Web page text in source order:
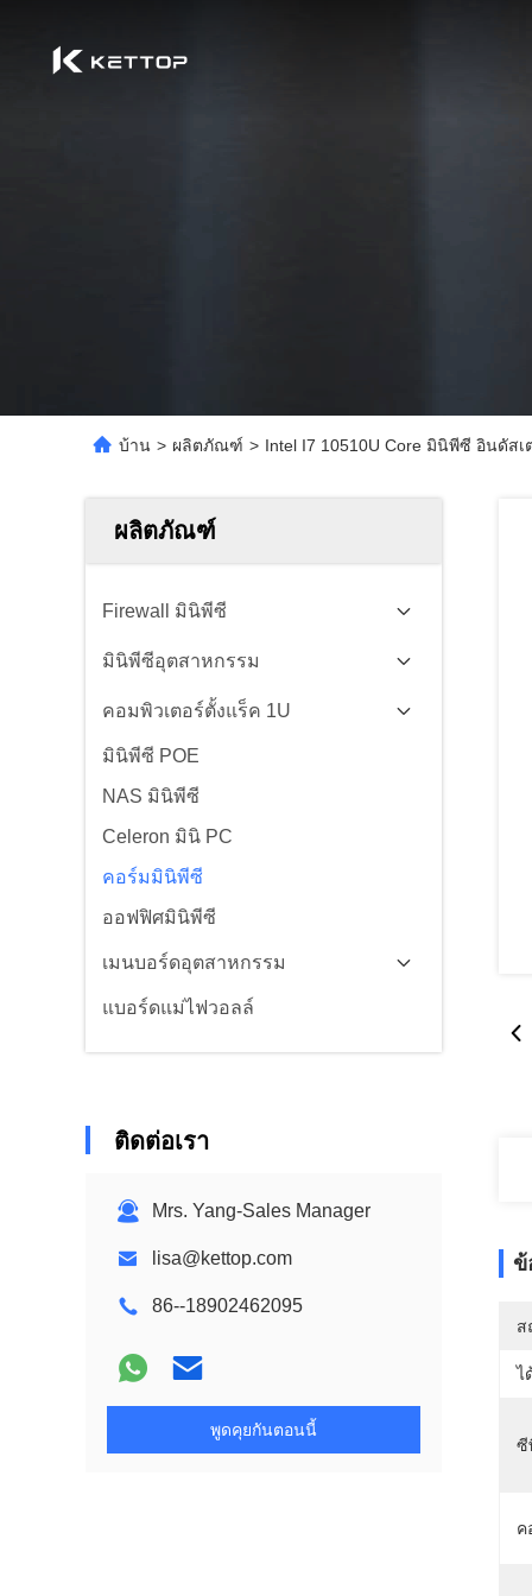
บ้าน > ผลิตภัณฑ์ > Intel I7 10510U Core มินิพีซี อินดัส
ผลิตภัณฑ์
Firewall มินิพีซี
มินิพีซีอุตสาหกรรม
คอมพิวเตอร์ตั้งแร็ค 1U
มินิพีซี POE
NAS มินิพีซี
Celeron มินิ PC
คอร์มมินิพีซี
ออฟฟิศมินิพีซี
เมนบอร์ดอุตสาหกรรม
แบอร์ดแม่ไฟวอลล์
ติดต่อเรา
Mrs. Yang-Sales Manager
lisa@kettop.com
86--18902462095
พูดคุยกันตอนนี้
ข้
ส
ไ
ซี
ค